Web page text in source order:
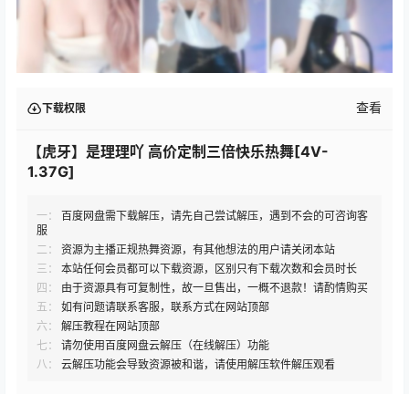
下载权限 查看
【虎牙】是理理吖 高价定制三倍快乐热舞[4V-
1.37G]
一：
百度网盘需下载解压，请先自己尝试解压，遇到不会的可咨询客
服
二：
资源为主播正规热舞资源，有其他想法的用户请关闭本站
三：
本站任何会员都可以下载资源，区别只有下载次数和会员时长
四：
由于资源具有可复制性，故一旦售出，一概不退款！请酌情购买
五：
如有问题请联系客服，联系方式在网站顶部
六：
解压教程在网站顶部
七：
请勿使用百度网盘云解压（在线解压）功能
八：
云解压功能会导致资源被和谐，请使用解压软件解压观看